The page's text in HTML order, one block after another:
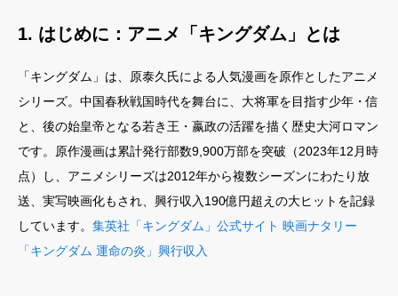
1. はじめに：アニメ「キングダム」とは
「キングダム」は、原泰久氏による人気漫画を原作としたアニメ
シリーズ。中国春秋戦国時代を舞台に、大将軍を目指す少年・信
と、後の始皇帝となる若き王・嬴政の活躍を描く歴史大河ロマン
です。原作漫画は累計発行部数9,900万部を突破（2023年12月時
点）し、アニメシリーズは2012年から複数シーズンにわたり放
送、実写映画化もされ、興行収入190億円超えの大ヒットを記録
しています。 集英社「キングダム」公式サイト 映画ナタリー
「キングダム 運命の炎」興行収入